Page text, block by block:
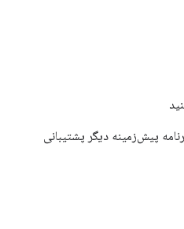
پیش‌زمینه دیگر پشتیبانی